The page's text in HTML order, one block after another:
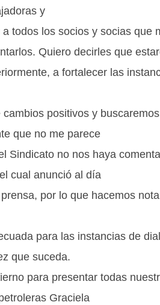
y
todos los socios y socias que
Quiero decirles que
a fortalecer las
positivos y
que no me parece
Sindicato no nos haya
cual anunció al día
por lo que hacemos
para las instancias de
que suceda.
para presentar todas
Graciela